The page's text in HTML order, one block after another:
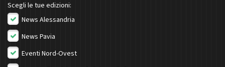
Scegli le tue edizioni:
News Alessandria
News Pavia
Eventi Nord-Ovest